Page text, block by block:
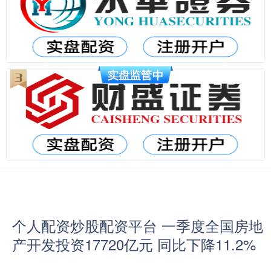
个人配资炒股配资平台 一季度全国房地
产开发投资17720亿元 同比下降11.2%